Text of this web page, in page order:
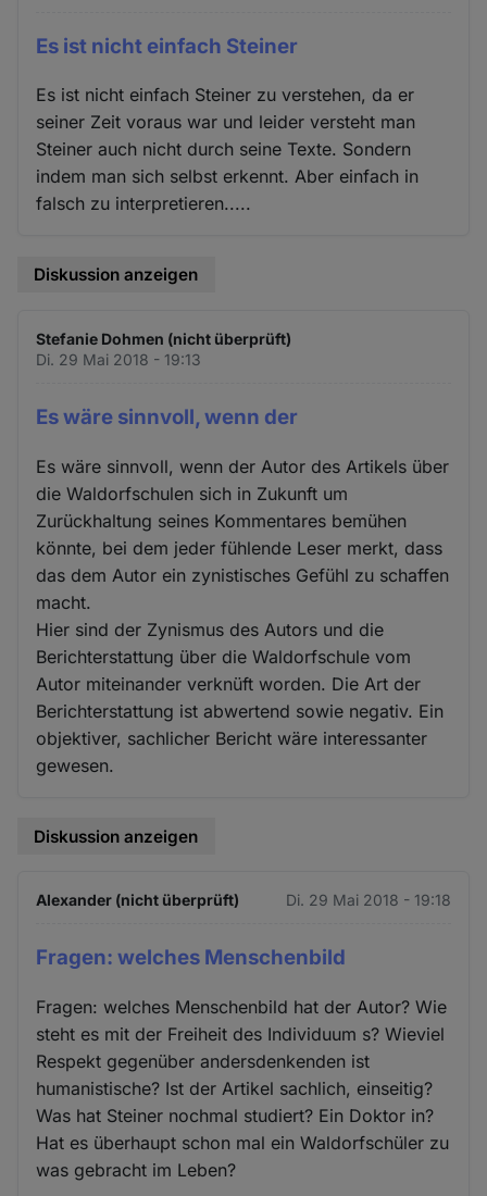
Es ist nicht einfach Steiner
Es ist nicht einfach Steiner zu verstehen, da er
seiner Zeit voraus war und leider versteht man
Steiner auch nicht durch seine Texte. Sondern
indem man sich selbst erkennt. Aber einfach in
falsch zu interpretieren.....
Diskussion anzeigen
Stefanie Dohmen (nicht überprüft)
Di. 29 Mai 2018 - 19:13
Es wäre sinnvoll, wenn der
Es wäre sinnvoll, wenn der Autor des Artikels über
die Waldorfschulen sich in Zukunft um
Zurückhaltung seines Kommentares bemühen
könnte, bei dem jeder fühlende Leser merkt, dass
das dem Autor ein zynistisches Gefühl zu schaffen
macht.
Hier sind der Zynismus des Autors und die
Berichterstattung über die Waldorfschule vom
Autor miteinander verknüft worden. Die Art der
Berichterstattung ist abwertend sowie negativ. Ein
objektiver, sachlicher Bericht wäre interessanter
gewesen.
Diskussion anzeigen
Alexander (nicht überprüft) Di. 29 Mai 2018 - 19:18
Fragen: welches Menschenbild
Fragen: welches Menschenbild hat der Autor? Wie
steht es mit der Freiheit des Individuum s? Wieviel
Respekt gegenüber andersdenkenden ist
humanistische? Ist der Artikel sachlich, einseitig?
Was hat Steiner nochmal studiert? Ein Doktor in?
Hat es überhaupt schon mal ein Waldorfschüler zu
was gebracht im Leben?